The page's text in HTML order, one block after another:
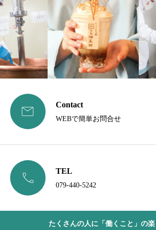
 Contact
WEBで簡単お問合せ
 TEL
079-440-5242
たくさんの人に「働くこと」の